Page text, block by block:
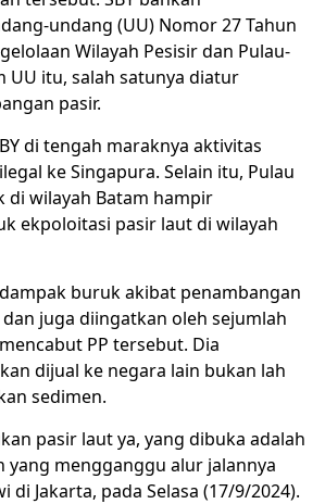
undang (UU) Nomor 27 Tahun
Wilayah Pesisir dan Pulau-
UU itu, salah satunya diatur
pasir.
di tengah maraknya aktivitas
ke Singapura. Selain itu, Pulau
di wilayah Batam hampir
ekpoloitasi pasir laut di wilayah
buruk akibat penambangan
juga diingatkan oleh sejumlah
PP tersebut. Dia
dijual ke negara lain bukan lah
sedimen.
pasir laut ya, yang dibuka adalah
yang mengganggu alur jalannya
di Jakarta, pada Selasa (17/9/2024).